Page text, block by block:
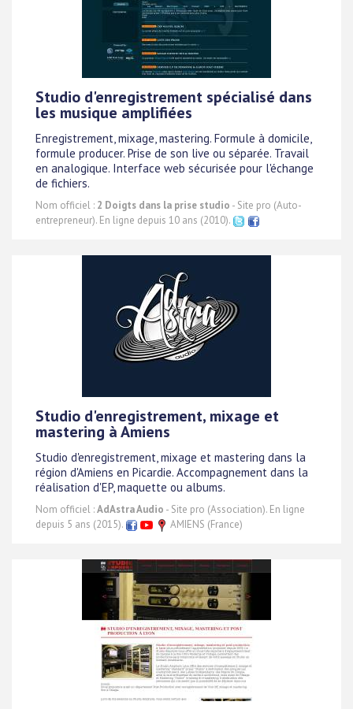
Studio d'enregistrement spécialisé dans
les musique amplifiées
Enregistrement, mixage, mastering. Formule à domicile,
formule producer. Prise de son live ou séparée. Travail
en analogique. Interface web sécurisée pour l'échange
de fichiers.
Nom officiel : 2 Doigts dans la prise studio - Site pro (Auto-
entrepreneur). En ligne depuis 10 ans (2010).
Studio d'enregistrement, mixage et
mastering à Amiens
Studio d'enregistrement, mixage et mastering dans la
région d'Amiens en Picardie. Accompagnement dans la
réalisation d'EP, maquette ou albums.
Nom officiel :AdAstra Audio - Site pro (Association). En ligne
depuis 5 ans (2015).
AMIENS (France)